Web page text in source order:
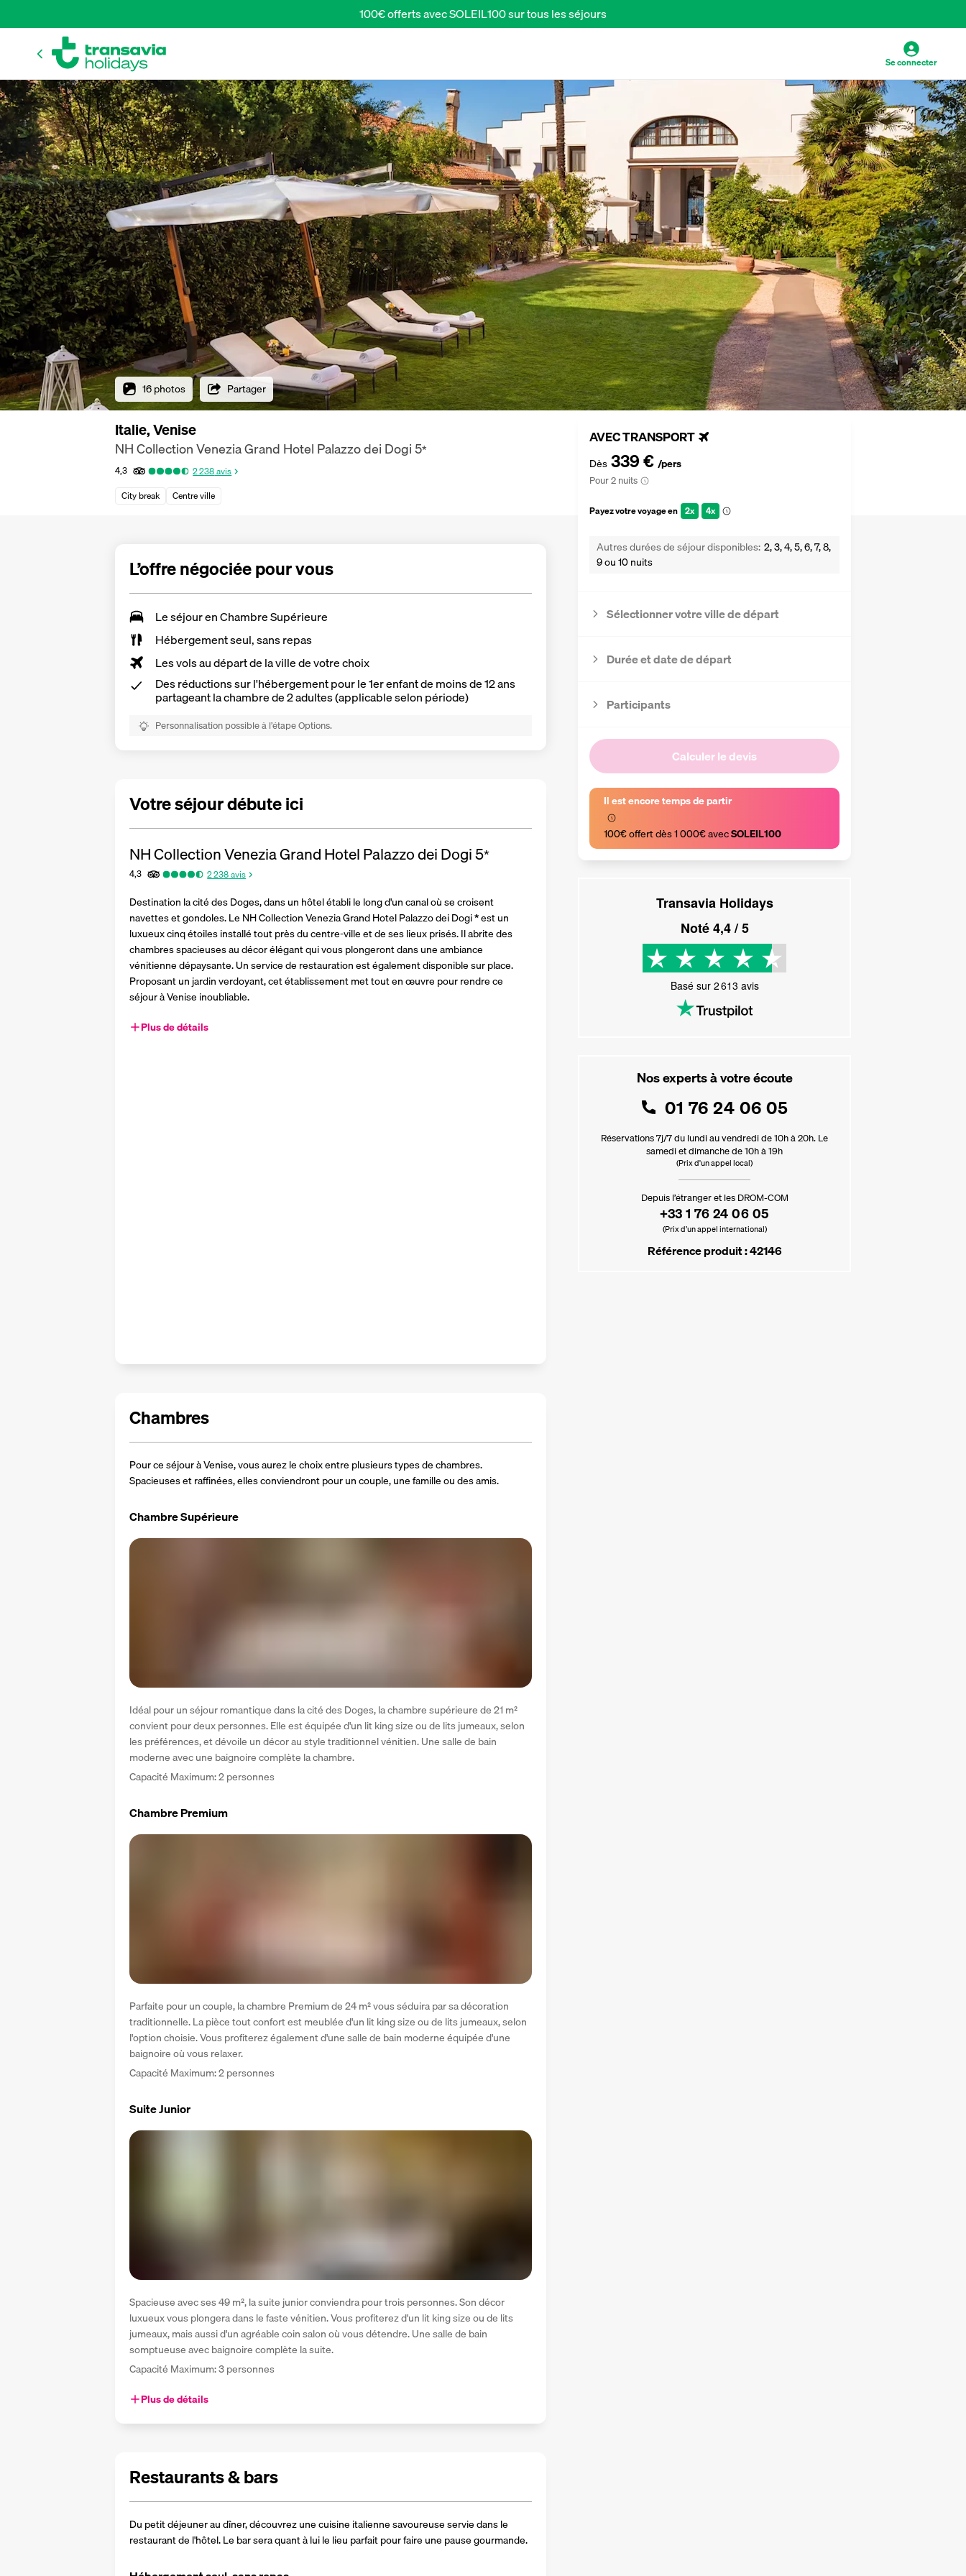
100€ offerts avec SOLEIL100 sur tous les séjours
Se connecter
16 photos Partager
Italie, Venise
NH Collection Venezia Grand Hotel Palazzo dei Dogi5*
4,3 2 238avis
City break
Centre ville
AVEC TRANSPORT
Dès 339 € /pers
Pour 2 nuits
Payez votre voyage en 2x 4x
Autres durées de séjour disponibles 2, 3, 4, 5, 6, 7, 8,
9 ou 10 nuits
Sélectionner votre ville de départ
Durée et date de départ
Participants
Calculer le devis
Il est encore temps de partir
100€ offert dès 1 000€ avec SOLEIL100
Transavia Holidays
Noté4,4/ 5
Basé sur 2 613 avis
Nos experts à votre écoute
01 76 24 06 05
Réservations 7j/7 du lundi au vendredi de 10h à 20h. Le
samedi et dimanche de 10h à 19h
(Prix d'un appel local)
Depuis l’étranger et les DROM-COM
+33 1 76 24 06 05
(Prix d’un appel international)
Référence produit : 42146
L’offre négociée pour vous
Le séjour en Chambre Supérieure
Hébergement seul, sans repas
Les vols au départ de la ville de votre choix
Des réductions sur l'hébergement pour le 1er enfant de moins de 12 ans
partageant la chambre de 2 adultes (applicable selon période)
Personnalisation possible à l’étape Options.
Votre séjour débute ici
NH Collection Venezia Grand Hotel Palazzo dei Dogi5*
4,3 2 238avis
Destination la cité des Doges, dans un hôtel établi le long d'un canal où se croisent
navettes et gondoles. Le NH Collection Venezia Grand Hotel Palazzo dei Dogi * est un
luxueux cinq étoiles installé tout près du centre-ville et de ses lieux prisés. Il abrite des
chambres spacieuses au décor élégant qui vous plongeront dans une ambiance
vénitienne dépaysante. Un service de restauration est également disponible sur place.
Proposant un jardin verdoyant, cet établissement met tout en œuvre pour rendre ce
séjour à Venise inoubliable.
Plus de détails
Chambres
Pour ce séjour à Venise, vous aurez le choix entre plusieurs types de chambres.
Spacieuses et raffinées, elles conviendront pour un couple, une famille ou des amis.
Chambre Supérieure
Idéal pour un séjour romantique dans la cité des Doges, la chambre supérieure de 21 m²
convient pour deux personnes. Elle est équipée d'un lit king size ou de lits jumeaux, selon
les préférences, et dévoile un décor au style traditionnel vénitien. Une salle de bain
moderne avec une baignoire complète la chambre.
Capacité Maximum: 2 personnes
Chambre Premium
Parfaite pour un couple, la chambre Premium de 24 m² vous séduira par sa décoration
traditionnelle. La pièce tout confort est meublée d'un lit king size ou de lits jumeaux, selon
l'option choisie. Vous profiterez également d'une salle de bain moderne équipée d'une
baignoire où vous relaxer.
Capacité Maximum: 2 personnes
Suite Junior
Spacieuse avec ses 49 m², la suite junior conviendra pour trois personnes. Son décor
luxueux vous plongera dans le faste vénitien. Vous profiterez d'un lit king size ou de lits
jumeaux, mais aussi d'un agréable coin salon où vous détendre. Une salle de bain
somptueuse avec baignoire complète la suite.
Capacité Maximum: 3 personnes
Plus de détails
Restaurants & bars
Du petit déjeuner au dîner, découvrez une cuisine italienne savoureuse servie dans le
restaurant de l'hôtel. Le bar sera quant à lui le lieu parfait pour faire une pause gourmande.